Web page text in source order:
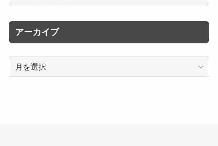
リ
ー
アーカイブ